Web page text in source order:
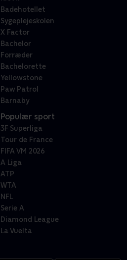
Badehotellet
Sygeplejeskolen
X Factor
Bachelor
Forræder
Bachelorette
Yellowstone
Paw Patrol
Barnaby
Populær sport
3F Superliga
Tour de France
FIFA VM 2026
A Liga
ATP
WTA
NFL
Serie A
Diamond League
La Vuelta